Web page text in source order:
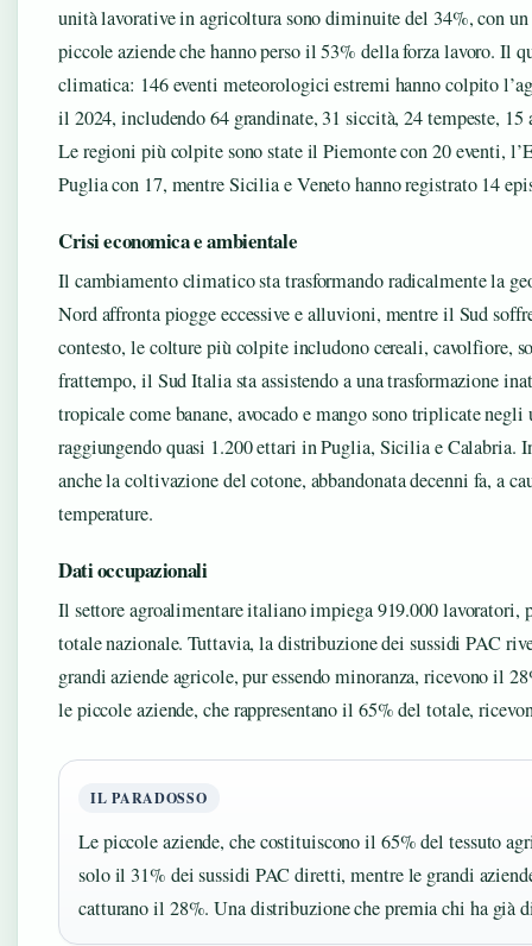
unità lavorative in agricoltura sono diminuite del 34%, con
piccole aziende che hanno perso il 53% della forza lavoro. Il
climatica: 146 eventi meteorologici estremi hanno colpito
il 2024, includendo 64 grandinate, 31 siccità, 24 tempeste,
Le regioni più colpite sono state il Piemonte con 20 eventi,
Puglia con 17, mentre Sicilia e Veneto hanno registrato 14
Crisi economica e ambientale
Il cambiamento climatico sta trasformando radicalmente la
Nord affronta piogge eccessive e alluvioni, mentre il Sud
contesto, le colture più colpite includono cereali, cavolfiore,
frattempo, il Sud Italia sta assistendo a una trasformazione
tropicale come banane, avocado e mango sono triplicate
raggiungendo quasi 1.200 ettari in Puglia, Sicilia e Calabria.
anche la coltivazione del cotone, abbandonata decenni fa, a
temperature.
Dati occupazionali
Il settore agroalimentare italiano impiega 919.000 lavoratori,
totale nazionale. Tuttavia, la distribuzione dei sussidi PAC
grandi aziende agricole, pur essendo minoranza, ricevono il
le piccole aziende, che rappresentano il 65% del totale,
IL PARADOSSO
Le piccole aziende, che costituiscono il 65% del tessuto
solo il 31% dei sussidi PAC diretti, mentre le grandi
catturano il 28%. Una distribuzione che premia chi ha già